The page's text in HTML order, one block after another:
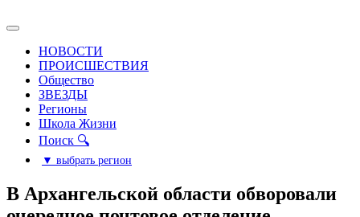
НОВОСТИ
ПРОИСШЕСТВИЯ
Общество
ЗВЕЗДЫ
Регионы
Школа Жизни
Поиск 🔍
▼ выбрать регион
В Архангельской области обворовали